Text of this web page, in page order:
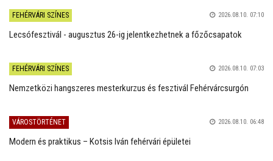
FEHÉRVÁRI SZÍNES 2026.08.10. 07:10
Lecsófesztivál - augusztus 26-ig jelentkezhetnek a főzőcsapatok
FEHÉRVÁRI SZÍNES 2026.08.10. 07:03
Nemzetközi hangszeres mesterkurzus és fesztivál Fehérvárcsurgón
VÁROSTÖRTÉNET 2026.08.10. 06:48
Modern és praktikus – Kotsis Iván fehérvári épületei